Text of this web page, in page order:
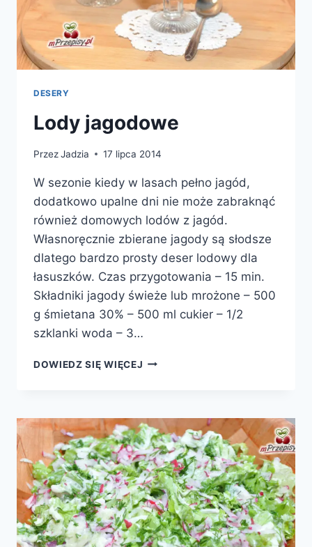
DESERY
Lody jagodowe
PrzezJadzia 17 lipca 2014
W sezonie kiedy w lasach pełno jagód,
dodatkowo upalne dni nie może zabraknąć
również domowych lodów z jagód.
Własnoręcznie zbierane jagody są słodsze
dlatego bardzo prosty deser lodowy dla
łasuszków. Czas przygotowania – 15 min.
Składniki jagody świeże lub mrożone – 500
g śmietana 30% – 500 ml cukier – 1/2
szklanki woda – 3…
DOWIEDZ SIĘ WIĘCEJ LODY